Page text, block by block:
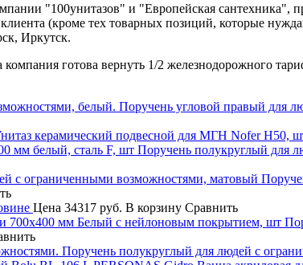
"100унитазов" и "Европейская сантехника",
(кроме тех товарных позиций, которые
Иркутск.
готова вернуть 1/2 железнодорожного
Поручень угловой правый для
керамический подвесной для МГН Nofer H50,
Поручень полукруглый для
Цена 34317 руб. В корзину Сравнить
Поручень полукруглый для людей с